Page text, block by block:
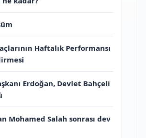
Haftalık Performansı
Erdoğan, Devlet Bahçeli
Mohamed Salah sonrası dev